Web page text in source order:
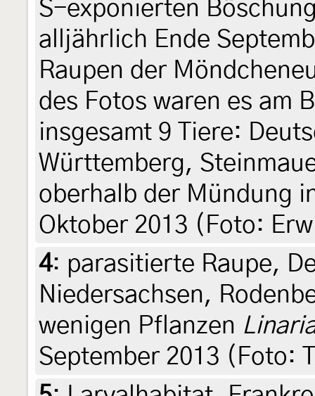
S-exponierten
alljährlich Ende
Raupen der
des Fotos waren es am
insgesamt 9 Tiere:
Württemberg,
oberhalb der Mündung
Oktober 2013 (Foto:
4: parasitierte Raupe,
Niedersachsen,
wenigen Pflanzen
September 2013 (Foto: